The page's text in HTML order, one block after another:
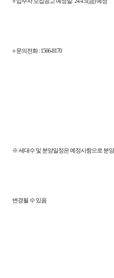
○ 문의전화 : 1566-8170
※ 세대수 및 분양일정은 예정사항으로 분
변경될 수 있음